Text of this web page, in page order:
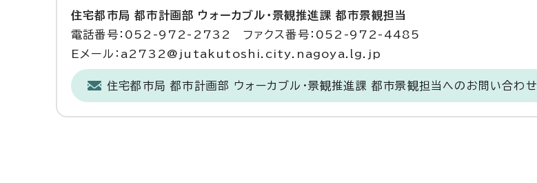
住宅都市局 都市計画部 ウォーカブル・景観推進課 都市景観担当
電話番号：052-972-2732 ファクス番号：052-972-4485
Eメール：a2732@jutakutoshi.city.nagoya.lg.jp
住宅都市局 都市計画部 ウォーカブル・景観推進課 都市景観担当へのお問い合わせ